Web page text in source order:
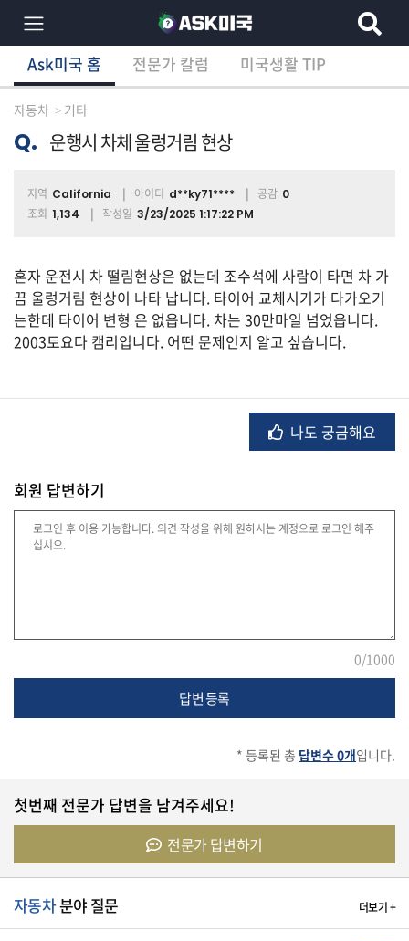
×
분
별
상
담
체
이
자
률
산
크
육
Ask미국 홈 전문가 칼럼 미국생활 TIP
Ask미국 홈 전문가 칼럼 미국생활 TIP
자동차 기타
Q. 운행시 차체 울렁거림 현상
지역 California 아이디 d**ky71**** 공감 0
조회 1,134 작성일 3/23/2025 1:17:22 PM
혼자 운전시 차 떨림현상은 없는데 조수석에 사람이 타면 차 가
끔 울렁거림 현상이 나타 납니다. 타이어 교체시기가 다가오기
는한데 타이어 변형 은 없읍니다. 차는 30만마일 넘었읍니다.
2003토요다 캠리입니다. 어떤 문제인지 알고 싶습니다.
나도 궁금해요
회원 답변하기
0/1000
답변 등록
* 등록된 총 답변수 0개입니다.
첫번째 전문가 답변을 남겨주세요!
전문가 답변하기
자동차분야 질문 더보기 +